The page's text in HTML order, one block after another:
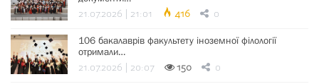
21.07.2026 | 21:01 416 0
106 бакалаврів факультету іноземної філології
отримали…
21.07.2026 | 20:07 150 0